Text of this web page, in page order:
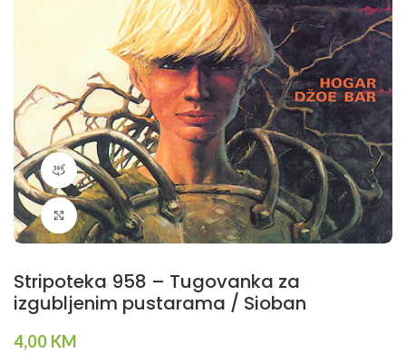
360 product view
Klikni da povečaš
Stripoteka 958 – Tugovanka za
izgubljenim pustarama / Sioban
4,00 KM